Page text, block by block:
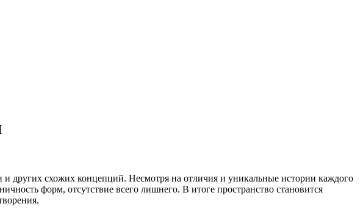
и других схожих концепций. Несмотря на отличия и уникальные истории каждого
форм, отсутствие всего лишнего. В итоге пространство становится